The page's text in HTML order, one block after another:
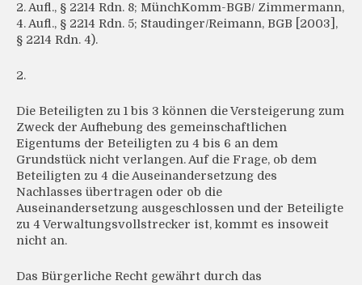
2. Aufl., § 2214 Rdn. 8; MünchKomm-BGB/ Zimmermann,
4. Aufl., § 2214 Rdn. 5; Staudinger/Reimann, BGB [2003],
§ 2214 Rdn. 4).
2.
Die Beteiligten zu 1 bis 3 können die Versteigerung zum
Zweck der Aufhebung des gemeinschaftlichen
Eigentums der Beteiligten zu 4 bis 6 an dem
Grundstück nicht verlangen. Auf die Frage, ob dem
Beteiligten zu 4 die Auseinandersetzung des
Nachlasses übertragen oder ob die
Auseinandersetzung ausgeschlossen und der Beteiligte
zu 4 Verwaltungsvollstrecker ist, kommt es insoweit
nicht an.
Das Bürgerliche Recht gewährt durch das